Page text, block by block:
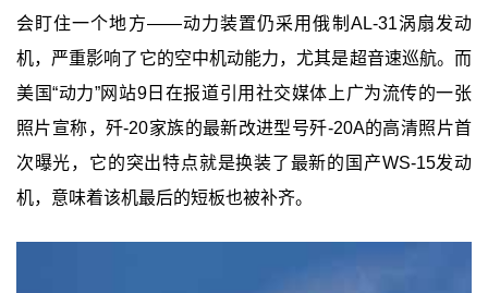
会盯住一个地方——动力装置仍采用俄制AL-31涡扇发动
机，严重影响了它的空中机动能力，尤其是超音速巡航。而
美国“动力”网站9日在报道引用社交媒体上广为流传的一张
照片宣称，歼-20家族的最新改进型号歼-20A的高清照片首
次曝光，它的突出特点就是换装了最新的国产WS-15发动
机，意味着该机最后的短板也被补齐。